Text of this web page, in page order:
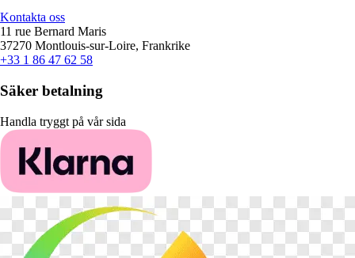
Kontakta oss
11 rue Bernard Maris
37270 Montlouis-sur-Loire, Frankrike
+33 1 86 47 62 58
Säker betalning
Handla tryggt på vår sida